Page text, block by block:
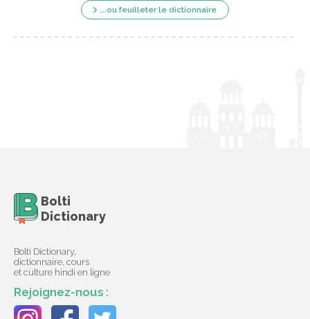
...ou feuilleter le dictionnaire
Bolti
Dictionary
Bolti Dictionary,
dictionnaire, cours
et culture hindi en ligne
Rejoignez-nous :